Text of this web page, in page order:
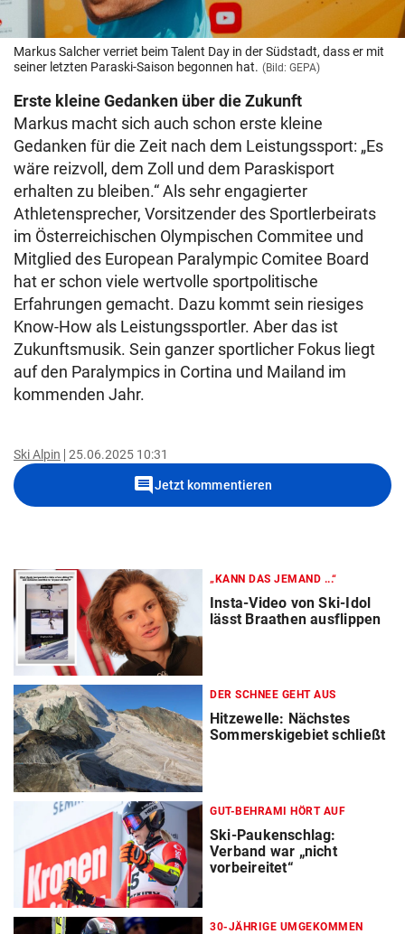
Markus Salcher verriet beim Talent Day in der Südstadt, dass er mit
seiner letzten Paraski-Saison begonnen hat. (Bild: GEPA)
Erste kleine Gedanken über die Zukunft
Markus macht sich auch schon erste kleine
Gedanken für die Zeit nach dem Leistungssport: „Es
wäre reizvoll, dem Zoll und dem Paraskisport
erhalten zu bleiben.“ Als sehr engagierter
Athletensprecher, Vorsitzender des Sportlerbeirats
im Österreichischen Olympischen Commitee und
Mitglied des European Paralympic Comitee Board
hat er schon viele wertvolle sportpolitische
Erfahrungen gemacht. Dazu kommt sein riesiges
Know-How als Leistungssportler. Aber das ist
Zukunftsmusik. Sein ganzer sportlicher Fokus liegt
auf den Paralympics in Cortina und Mailand im
kommenden Jahr.
Ski Alpin 25.06.2025 10:31
commentJetzt kommentieren
„KANN DAS JEMAND ...“
Insta-Video von Ski-Idol
lässt Braathen ausflippen
DER SCHNEE GEHT AUS
Hitzewelle: Nächstes
Sommerskigebiet schließt
GUT-BEHRAMI HÖRT AUF
Ski-Paukenschlag:
Verband war „nicht
vorbeireitet“
30-JÄHRIGE UMGEKOMMEN